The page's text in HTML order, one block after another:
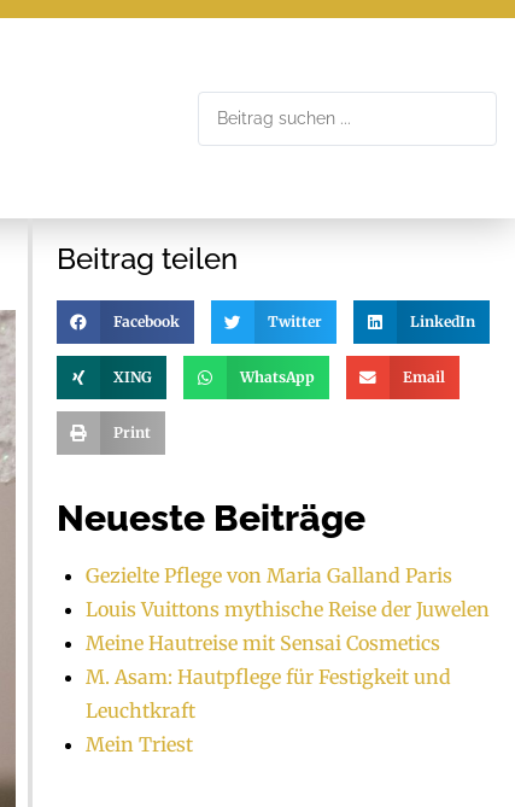
Beitrag teilen
Facebook Twitter LinkedIn
XING WhatsApp Email
Print
Neueste Beiträge
Gezielte Pflege von Maria Galland Paris
Louis Vuittons mythische Reise der Juwelen
Meine Hautreise mit Sensai Cosmetics
M. Asam: Hautpflege für Festigkeit und
Leuchtkraft
Mein Triest